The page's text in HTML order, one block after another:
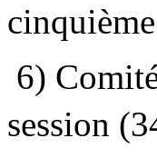
6)
session